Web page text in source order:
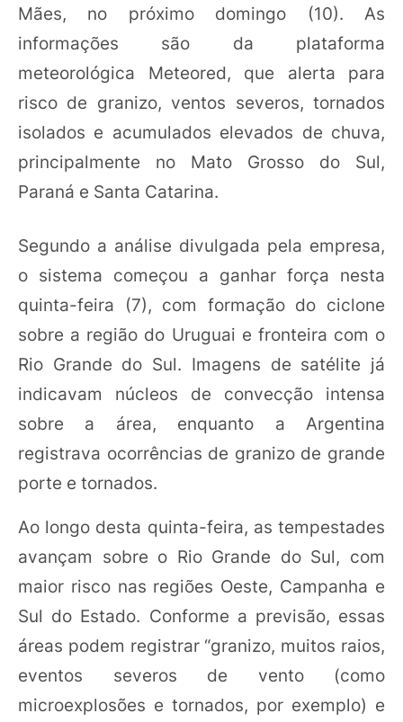
Mães, no próximo domingo (10). As
informações são da plataforma
meteorológica Meteored, que alerta para
risco de granizo, ventos severos, tornados
isolados e acumulados elevados de chuva,
principalmente no Mato Grosso do Sul,
Paraná e Santa Catarina.
Segundo a análise divulgada pela empresa,
o sistema começou a ganhar força nesta
quinta-feira (7), com formação do ciclone
sobre a região do Uruguai e fronteira com o
Rio Grande do Sul. Imagens de satélite já
indicavam núcleos de convecção intensa
sobre a área, enquanto a Argentina
registrava ocorrências de granizo de grande
porte e tornados.
Ao longo desta quinta-feira, as tempestades
avançam sobre o Rio Grande do Sul, com
maior risco nas regiões Oeste, Campanha e
Sul do Estado. Conforme a previsão, essas
áreas podem registrar “granizo, muitos raios,
eventos severos de vento (como
microexplosões e tornados, por exemplo) e